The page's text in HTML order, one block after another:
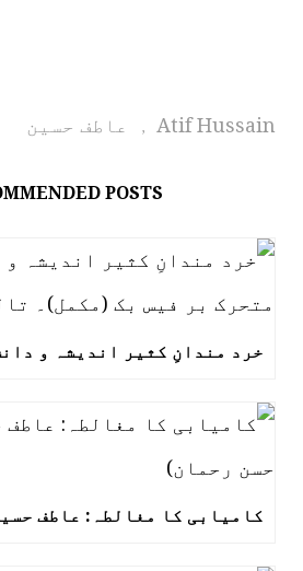
Atif Hussain
, عاطف حسین
POSTS